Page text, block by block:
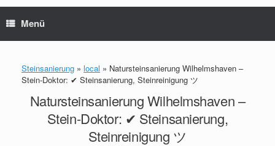
Menü
Steinsanierung » local » Natursteinsanierung Wilhelmshaven –
Stein-Doktor: ✔ Steinsanierung, Steinreinigung ツ
Natursteinsanierung Wilhelmshaven –
Stein-Doktor: ✔ Steinsanierung,
Steinreinigung ツ